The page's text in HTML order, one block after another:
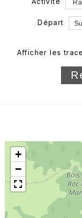
Départ
Département
Longueur min/
Trier par
Afficher les
+
−